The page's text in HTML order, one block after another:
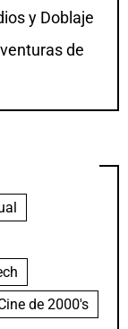
y Doblaje
de
de 2000's